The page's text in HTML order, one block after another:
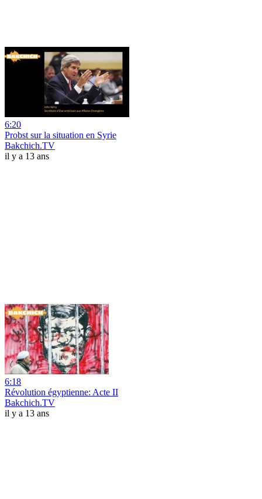
6:20
Probst sur la situation en Syrie
Bakchich.TV
il y a 13 ans
6:18
Révolution égyptienne: Acte II
Bakchich.TV
il y a 13 ans